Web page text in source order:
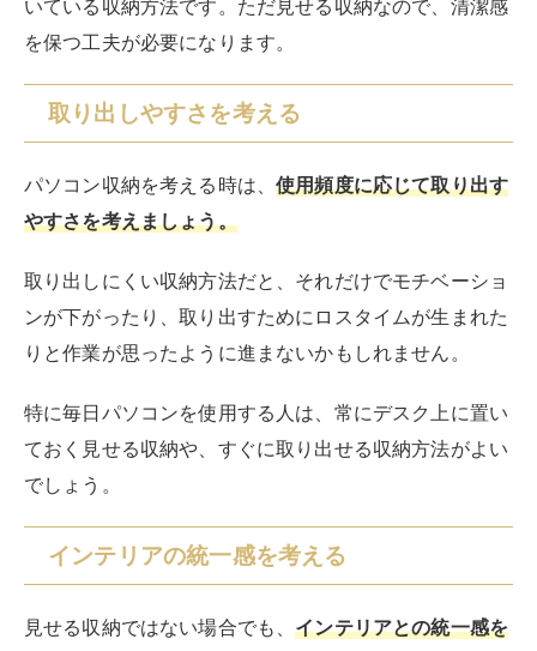
いている収納方法です。ただ見せる収納なので、清潔感
を保つ工夫が必要になります。
取り出しやすさを考える
パソコン収納を考える時は、使用頻度に応じて取り出す
やすさを考えましょう。
取り出しにくい収納方法だと、それだけでモチベーショ
ンが下がったり、取り出すためにロスタイムが生まれた
りと作業が思ったように進まないかもしれません。
特に毎日パソコンを使用する人は、常にデスク上に置い
ておく見せる収納や、すぐに取り出せる収納方法がよい
でしょう。
インテリアの統一感を考える
見せる収納ではない場合でも、インテリアとの統一感を